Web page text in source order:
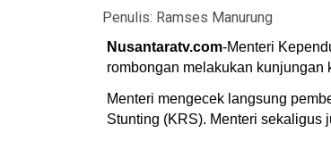
Penulis: Ramses Manurung
Nusantaratv.com-Menteri
rombongan melakukan
Menteri mengecek langsung
Stunting (KRS). Menteri sekaligus